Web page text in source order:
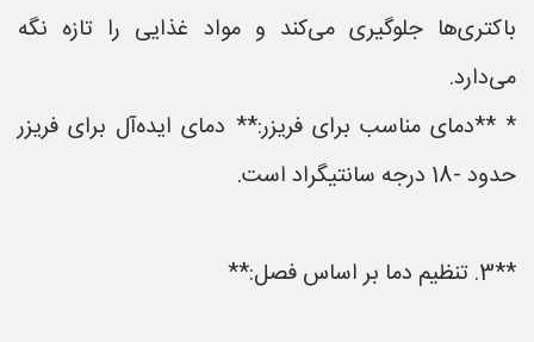
باکتری‌ها جلوگیری می‌کند و مواد غذایی را تازه نگه
می‌دارد.
* **دمای مناسب برای فریزر:** دمای ایده‌آل برای فریزر
حدود -18 درجه سانتیگراد است.
**3. تنظیم دما بر اساس فصل:**